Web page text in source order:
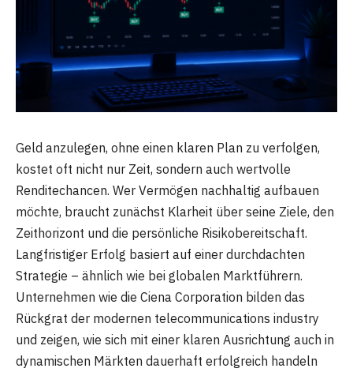
Geld anzulegen, ohne einen klaren Plan zu verfolgen,
kostet oft nicht nur Zeit, sondern auch wertvolle
Renditechancen. Wer Vermögen nachhaltig aufbauen
möchte, braucht zunächst Klarheit über seine Ziele, den
Zeithorizont und die persönliche Risikobereitschaft.
Langfristiger Erfolg basiert auf einer durchdachten
Strategie – ähnlich wie bei globalen Marktführern.
Unternehmen wie die Ciena Corporation bilden das
Rückgrat der modernen telecommunications industry
und zeigen, wie sich mit einer klaren Ausrichtung auch in
dynamischen Märkten dauerhaft erfolgreich handeln